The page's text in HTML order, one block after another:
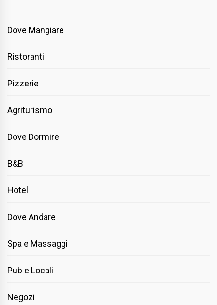
Dove Mangiare
Ristoranti
Pizzerie
Agriturismo
Dove Dormire
B&B
Hotel
Dove Andare
Spa e Massaggi
Pub e Locali
Negozi